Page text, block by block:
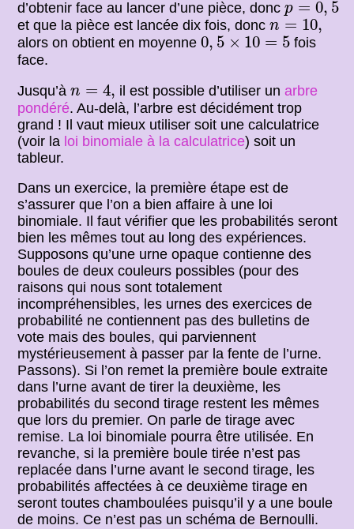
d’obtenir face au lancer d’une pièce, doncp = 0, 5
et que la pièce est lancée dix fois, doncn = 10,
n=10,
alors on obtient en moyenne0, 5 × 10 = 5
0,5×10=5
fois
face.
Jusqu’àn = 4,
n il est possible d’utiliser unarbre
pondéré. Au-delà, l’arbre est décidément trop
grand ! Il vaut mieux utiliser soit une calculatrice
(voir la loi binomiale à la calculatrice) soit un
tableur.
Dans un exercice, la première étape est de
s’assurer que l’on a bien affaire à une loi
binomiale. Il faut vérifier que les probabilités seront
bien les mêmes tout au long des expériences.
Supposons qu’une urne opaque contienne des
boules de deux couleurs possibles (pour des
raisons qui nous sont totalement
incompréhensibles, les urnes des exercices de
probabilité ne contiennent pas des bulletins de
vote mais des boules, qui parviennent
mystérieusement à passer par la fente de l’urne.
Passons). Si l’on remet la première boule extraite
dans l’urne avant de tirer la deuxième, les
probabilités du second tirage restent les mêmes
que lors du premier. On parle de tirage avec
remise. La loi binomiale pourra être utilisée. En
revanche, si la première boule tirée n’est pas
replacée dans l’urne avant le second tirage, les
probabilités affectées à ce deuxième tirage en
seront toutes chamboulées puisqu’il y a une boule
de moins. Ce n’est pas un schéma de Bernoulli.